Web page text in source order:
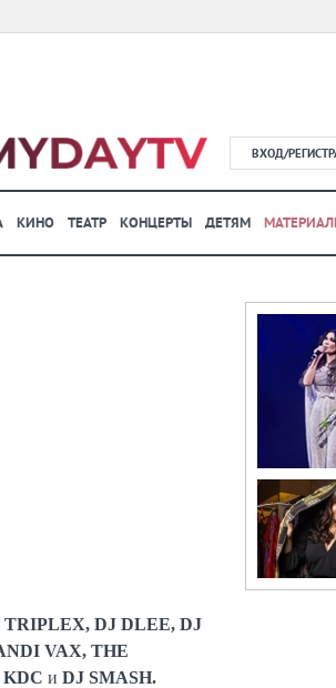
ВХОД/
КИНО ТЕАТР КОНЦЕРТЫ ДЕТЯМ
TRIPLEX, DJ DLEE, DJ
VAX, THE
KDC и DJ SMASH.